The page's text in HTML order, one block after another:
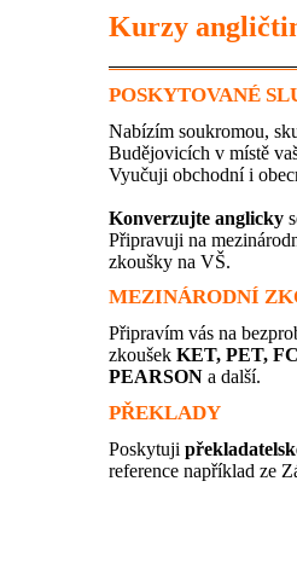
Kurzy
POSKYTOVANÉ
Nabízím soukromou,
Budějovicích v místě
Vyučuji obchodní i
Konverzujte anglicky
Připravuji na
zkoušky na VŠ.
MEZINÁRODNÍ
Připravím vás na
zkoušek KET, PET,
PEARSON a další.
PŘEKLADY
Poskytuji
reference například ze